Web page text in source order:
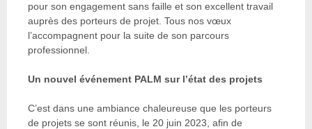
pour son engagement sans faille et son excellent travail
auprès des porteurs de projet. Tous nos vœux
l’accompagnent pour la suite de son parcours
professionnel.
Un nouvel événement PALM sur l’état des projets
C’est dans une ambiance chaleureuse que les porteurs
de projets se sont réunis, le 20 juin 2023, afin de